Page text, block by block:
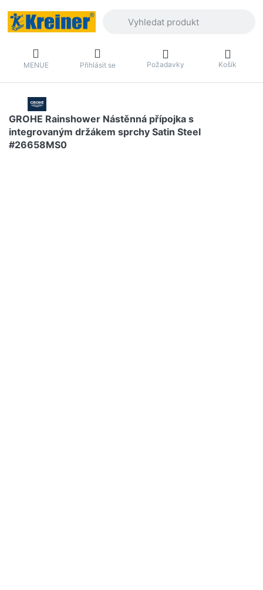
MENUE Přihlásit se Požadavky Košík
GROHE Rainshower Nástěnná přípojka s
integrovaným držákem sprchy Satin Steel
#26658MS0